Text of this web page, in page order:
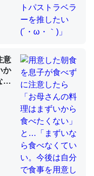
歳と僕。ITツール導入で
by LIFULL介護
定中でした。Prime
一生で親と会える残
が多いそうだけど、
があるはず……
歳と僕。ITツール導入で
by LIFULL介護
意
か
ら